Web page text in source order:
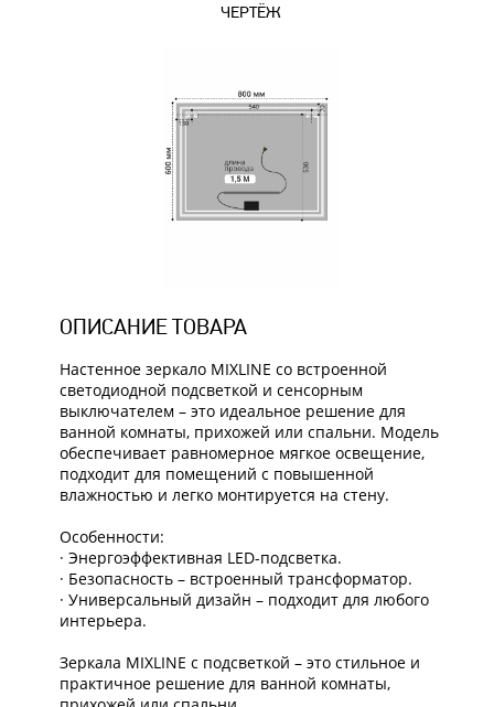
ЧЕРТЁЖ
ОПИСАНИЕ ТОВАРА
Настенное зеркало MIXLINE со встроенной
светодиодной подсветкой и сенсорным
выключателем – это идеальное решение для
ванной комнаты, прихожей или спальни. Модель
обеспечивает равномерное мягкое освещение,
подходит для помещений с повышенной
влажностью и легко монтируется на стену.
Особенности:
· Энергоэффективная LED-подсветка.
· Безопасность – встроенный трансформатор.
· Универсальный дизайн – подходит для любого
интерьера.
Зеркала MIXLINE с подсветкой – это стильное и
практичное решение для ванной комнаты,